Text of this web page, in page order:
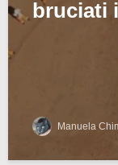
bruciati
Manuela